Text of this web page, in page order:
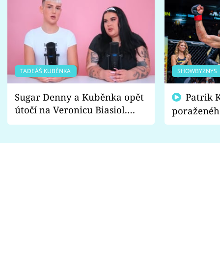
TADEÁŠ KUBĚNKA
Sugar Denny a Kuběnka opět
útočí na Veronicu Biasiol.
Proč je podle nich falešná a
SHOWBYZNYS
fanoušci